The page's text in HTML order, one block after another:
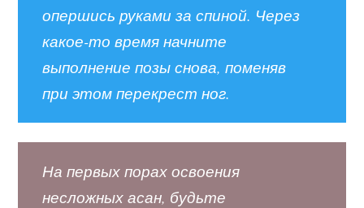
опершись руками за спиной. Через
какое-то время начните
выполнение позы снова, поменяв
при этом перекрест ног.
На первых порах освоения
несложных асан, будьте